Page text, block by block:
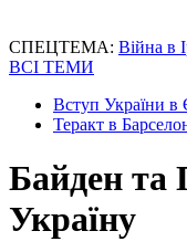
СПЕЦТЕМА: Війна в
ВСІ ТЕМИ
Вступ України в
Теракт в
Байден та
Україну